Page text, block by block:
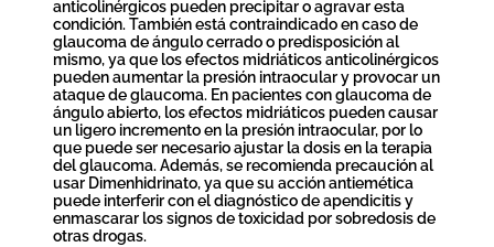
anticolinérgicos pueden precipitar o agravar esta
condición. También está contraindicado en caso de
glaucoma de ángulo cerrado o predisposición al
mismo, ya que los efectos midriáticos anticolinérgicos
pueden aumentar la presión intraocular y provocar un
ataque de glaucoma. En pacientes con glaucoma de
ángulo abierto, los efectos midriáticos pueden causar
un ligero incremento en la presión intraocular, por lo
que puede ser necesario ajustar la dosis en la terapia
del glaucoma. Además, se recomienda precaución al
usar Dimenhidrinato, ya que su acción antiemética
puede interferir con el diagnóstico de apendicitis y
enmascarar los signos de toxicidad por sobredosis de
otras drogas.